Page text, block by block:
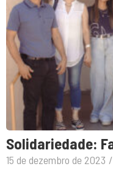
Solidariedade:
15 de dezembro de 2023 /